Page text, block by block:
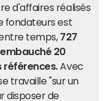
d'affaires réalisés
fondateurs est
temps, 727
20
références. Avec
travaille "sur un
disposer de